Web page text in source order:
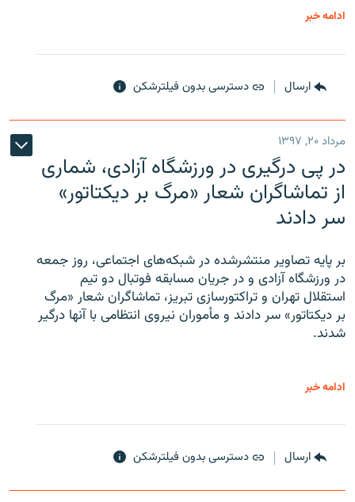
ادامه خبر
ارسال دسترسی بدون فیلترشکن
مرداد ۲۰, ۱۳۹۷
در پی درگیری در ورزشگاه آزادی، شماری
از تماشاگران شعار «مرگ بر دیکتاتور»
سر دادند
بر پایه تصاویر منتشرشده در شبکه‌های اجتماعی، روز جمعه
در ورزشگاه آزادی و در جریان مسابقه فوتبال دو تیم
استقلال تهران و تراکتورسازی تبریز، تماشاگران شعار «مرگ
بر دیکتاتور» سر دادند و مأموران نیروی انتظامی با آنها درگیر
شدند.
ادامه خبر
ارسال دسترسی بدون فیلترشکن